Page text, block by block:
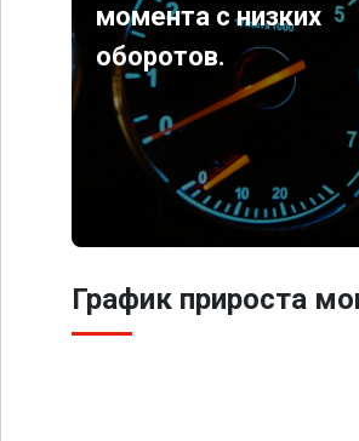
момента с низких
оборотов.
График прироста